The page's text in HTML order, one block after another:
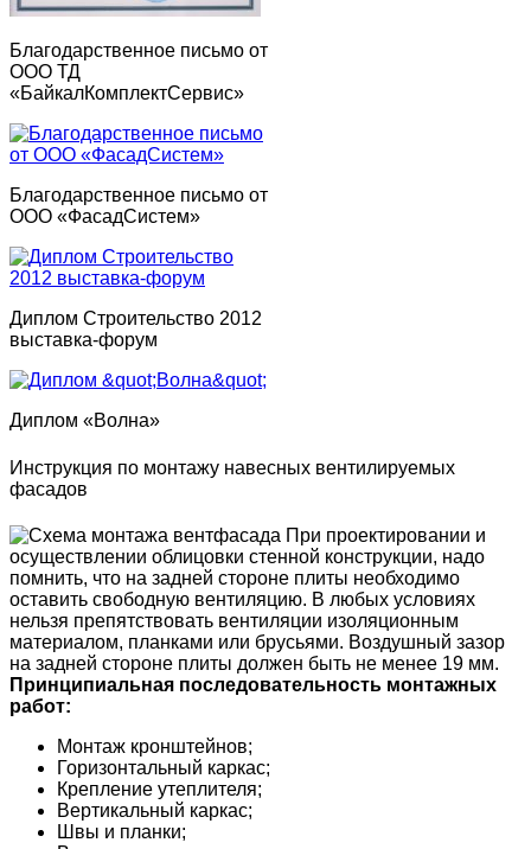
Благодарственное письмо от
ООО ТД
«БайкалКомплектСервис»
Благодарственное письмо от
ООО «ФасадСистем»
Диплом Строительство 2012
выставка-форум
Диплом «Волна»
Инструкция по монтажу навесных вентилируемых
фасадов
При проектировании и
осуществлении облицовки стенной конструкции, надо
помнить, что на задней стороне плиты необходимо
оставить свободную вентиляцию. В любых условиях
нельзя препятствовать вентиляции изоляционным
материалом, планками или брусьями. Воздушный зазор
на задней стороне плиты должен быть не менее 19 мм.
Принципиальная последовательность монтажных
работ:
Монтаж кронштейнов;
Горизонтальный каркас;
Крепление утеплителя;
Вертикальный каркас;
Швы и планки;